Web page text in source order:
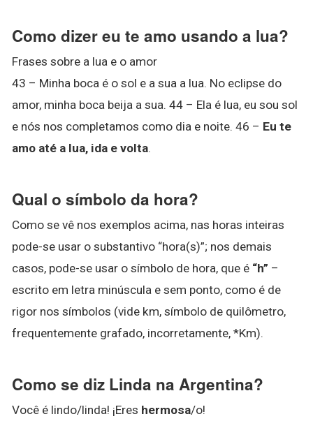
Como dizer eu te amo usando a lua?
Frases sobre a lua e o amor
43 – Minha boca é o sol e a sua a lua. No eclipse do
amor, minha boca beija a sua. 44 – Ela é lua, eu sou sol
e nós nos completamos como dia e noite. 46 – Eu te
amo até a lua, ida e volta.
Qual o símbolo da hora?
Como se vê nos exemplos acima, nas horas inteiras
pode-se usar o substantivo “hora(s)”; nos demais
casos, pode-se usar o símbolo de hora, que é “h” –
escrito em letra minúscula e sem ponto, como é de
rigor nos símbolos (vide km, símbolo de quilômetro,
frequentemente grafado, incorretamente, *Km).
Como se diz Linda na Argentina?
Você é lindo/linda! ¡Eres hermosa/o!